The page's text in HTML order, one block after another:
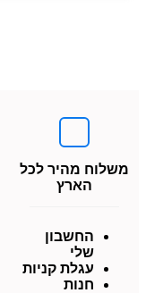
משלוח מהיר לכל
הארץ
החשבון
שלי
עגלת קניות
חנות